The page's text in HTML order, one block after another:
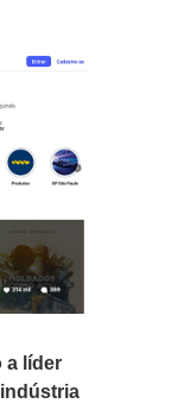
a líder